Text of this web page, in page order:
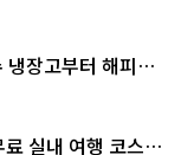
장고부터 해피소
실내 여행 코스